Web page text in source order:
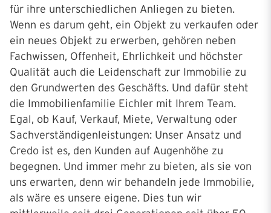
für ihre unterschiedlichen Anliegen zu bieten.
Wenn es darum geht, ein Objekt zu verkaufen oder
ein neues Objekt zu erwerben, gehören neben
Fachwissen, Offenheit, Ehrlichkeit und höchster
Qualität auch die Leidenschaft zur Immobilie zu
den Grundwerten des Geschäfts. Und dafür steht
die Immobilienfamilie Eichler mit Ihrem Team.
Egal, ob Kauf, Verkauf, Miete, Verwaltung oder
Sachverständigenleistungen: Unser Ansatz und
Credo ist es, den Kunden auf Augenhöhe zu
begegnen. Und immer mehr zu bieten, als sie von
uns erwarten, denn wir behandeln jede Immobilie,
als wäre es unsere eigene. Dies tun wir